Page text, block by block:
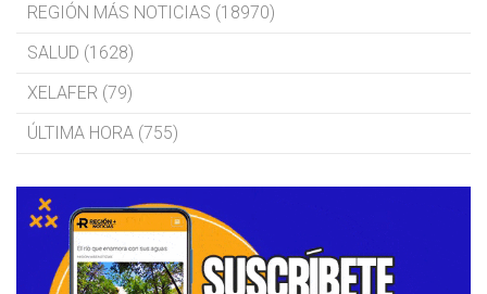
REGIÓN MÁS NOTICIAS (18970)
SALUD (1628)
XELAFER (79)
ÚLTIMA HORA (755)